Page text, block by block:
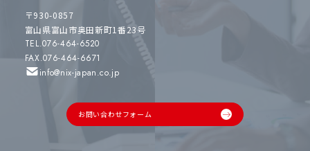
〒930-0857
富山県富山市奥田新町1番23号
TEL.076-464-6520
FAX.076-464-6671
info@nix-japan.co.jp
お問い合わせフォーム